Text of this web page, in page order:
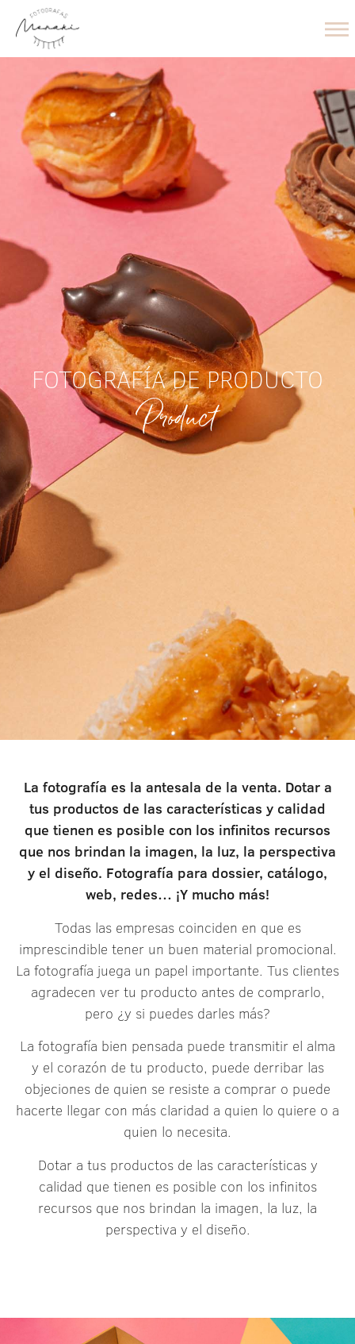
FOTOGRAFÍA DE PRODUCTO
Product
La fotografía es la antesala de la venta. Dotar a
tus productos de las características y calidad
que tienen es posible con los infinitos recursos
que nos brindan la imagen, la luz, la perspectiva
y el diseño. Fotografía para dossier, catálogo,
web, redes… ¡Y mucho más!
Todas las empresas coinciden en que es
imprescindible tener un buen material promocional.
La fotografía juega un papel importante. Tus clientes
agradecen ver tu producto antes de comprarlo,
pero ¿y si puedes darles más?
La fotografía bien pensada puede transmitir el alma
y el corazón de tu producto, puede derribar las
objeciones de quien se resiste a comprar o puede
hacerte llegar con más claridad a quien lo quiere o a
quien lo necesita.
Dotar a tus productos de las características y
calidad que tienen es posible con los infinitos
recursos que nos brindan la imagen, la luz, la
perspectiva y el diseño.